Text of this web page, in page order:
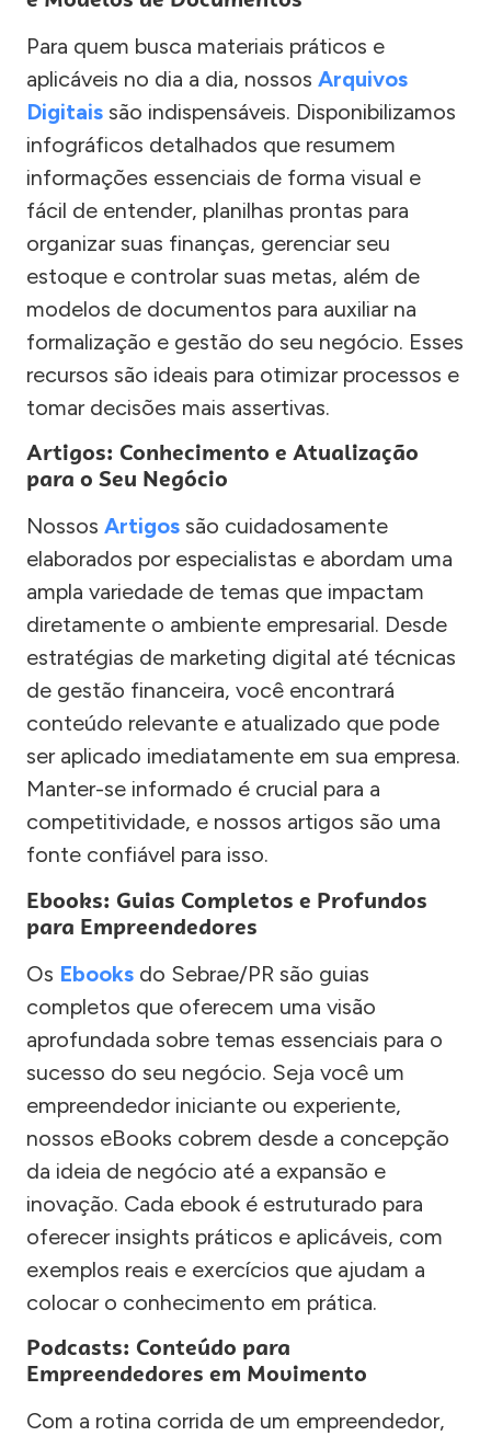
Para quem busca materiais práticos e
aplicáveis no dia a dia, nossos Arquivos
Digitais são indispensáveis. Disponibilizamos
infográficos detalhados que resumem
informações essenciais de forma visual e
fácil de entender, planilhas prontas para
organizar suas finanças, gerenciar seu
estoque e controlar suas metas, além de
modelos de documentos para auxiliar na
formalização e gestão do seu negócio. Esses
recursos são ideais para otimizar processos e
tomar decisões mais assertivas.
Artigos: Conhecimento e Atualização
para o Seu Negócio
Nossos Artigos são cuidadosamente
elaborados por especialistas e abordam uma
ampla variedade de temas que impactam
diretamente o ambiente empresarial. Desde
estratégias de marketing digital até técnicas
de gestão financeira, você encontrará
conteúdo relevante e atualizado que pode
ser aplicado imediatamente em sua empresa.
Manter-se informado é crucial para a
competitividade, e nossos artigos são uma
fonte confiável para isso.
Ebooks: Guias Completos e Profundos
para Empreendedores
Os Ebooks do Sebrae/PR são guias
completos que oferecem uma visão
aprofundada sobre temas essenciais para o
sucesso do seu negócio. Seja você um
empreendedor iniciante ou experiente,
nossos eBooks cobrem desde a concepção
da ideia de negócio até a expansão e
inovação. Cada ebook é estruturado para
oferecer insights práticos e aplicáveis, com
exemplos reais e exercícios que ajudam a
colocar o conhecimento em prática.
Podcasts: Conteúdo para
Empreendedores em Movimento
Com a rotina corrida de um empreendedor,